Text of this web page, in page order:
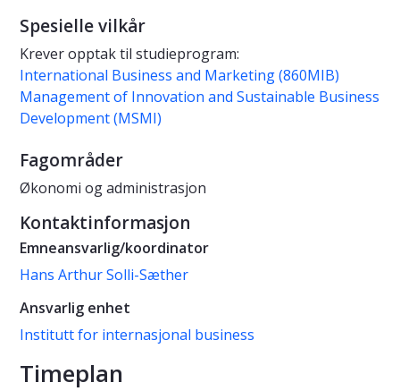
Spesielle vilkår
Krever opptak til studieprogram:
International Business and Marketing (860MIB)
Management of Innovation and Sustainable Business
Development (MSMI)
Fagområder
Økonomi og administrasjon
Kontaktinformasjon
Emneansvarlig/koordinator
Hans Arthur Solli-Sæther
Ansvarlig enhet
Institutt for internasjonal business
Timeplan